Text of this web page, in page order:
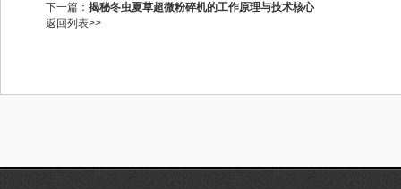
下一篇： 揭秘冬虫夏草超微粉碎机的工作原理与技术核心
返回列表>>